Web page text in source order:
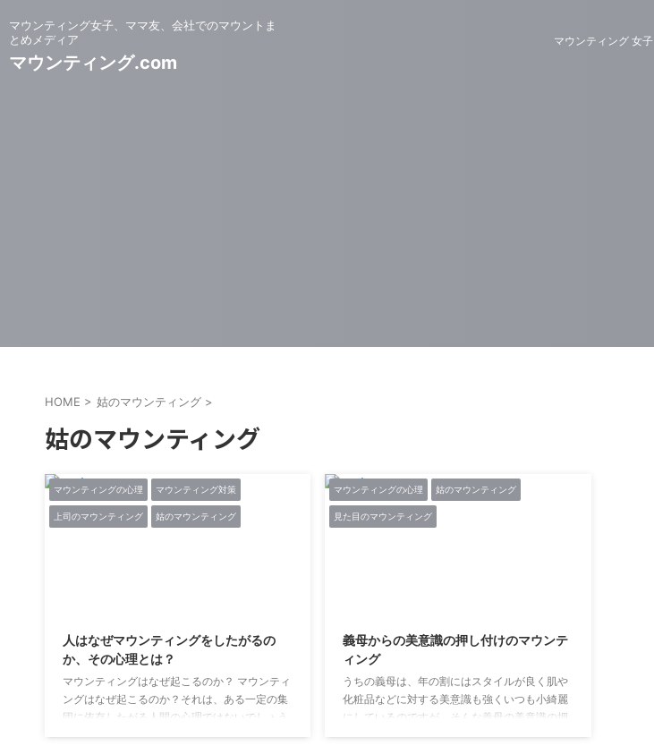
マウンティング女子、ママ友、会社でのマウントま
とめメディア
マウンティング.com
マウンティング 女子
HOME > 姑のマウンティング >
姑のマウンティング
マウンティングの心理 マウンティング対策
上司のマウンティング 姑のマウンティング
人はなぜマウンティングをしたがるの
か、その心理とは？
マウンティングはなぜ起こるのか？ マウンティ
ングはなぜ起こるのか？それは、ある一定の集
団に依存したがる人間の心理ではないでしょう
マウンティングの心理 姑のマウンティング
見た目のマウンティング
義母からの美意識の押し付けのマウンテ
ィング
うちの義母は、年の割にはスタイルが良く肌や
化粧品などに対する美意識も強くいつも小綺麗
にしているのですが、そんな義母の美意識の押